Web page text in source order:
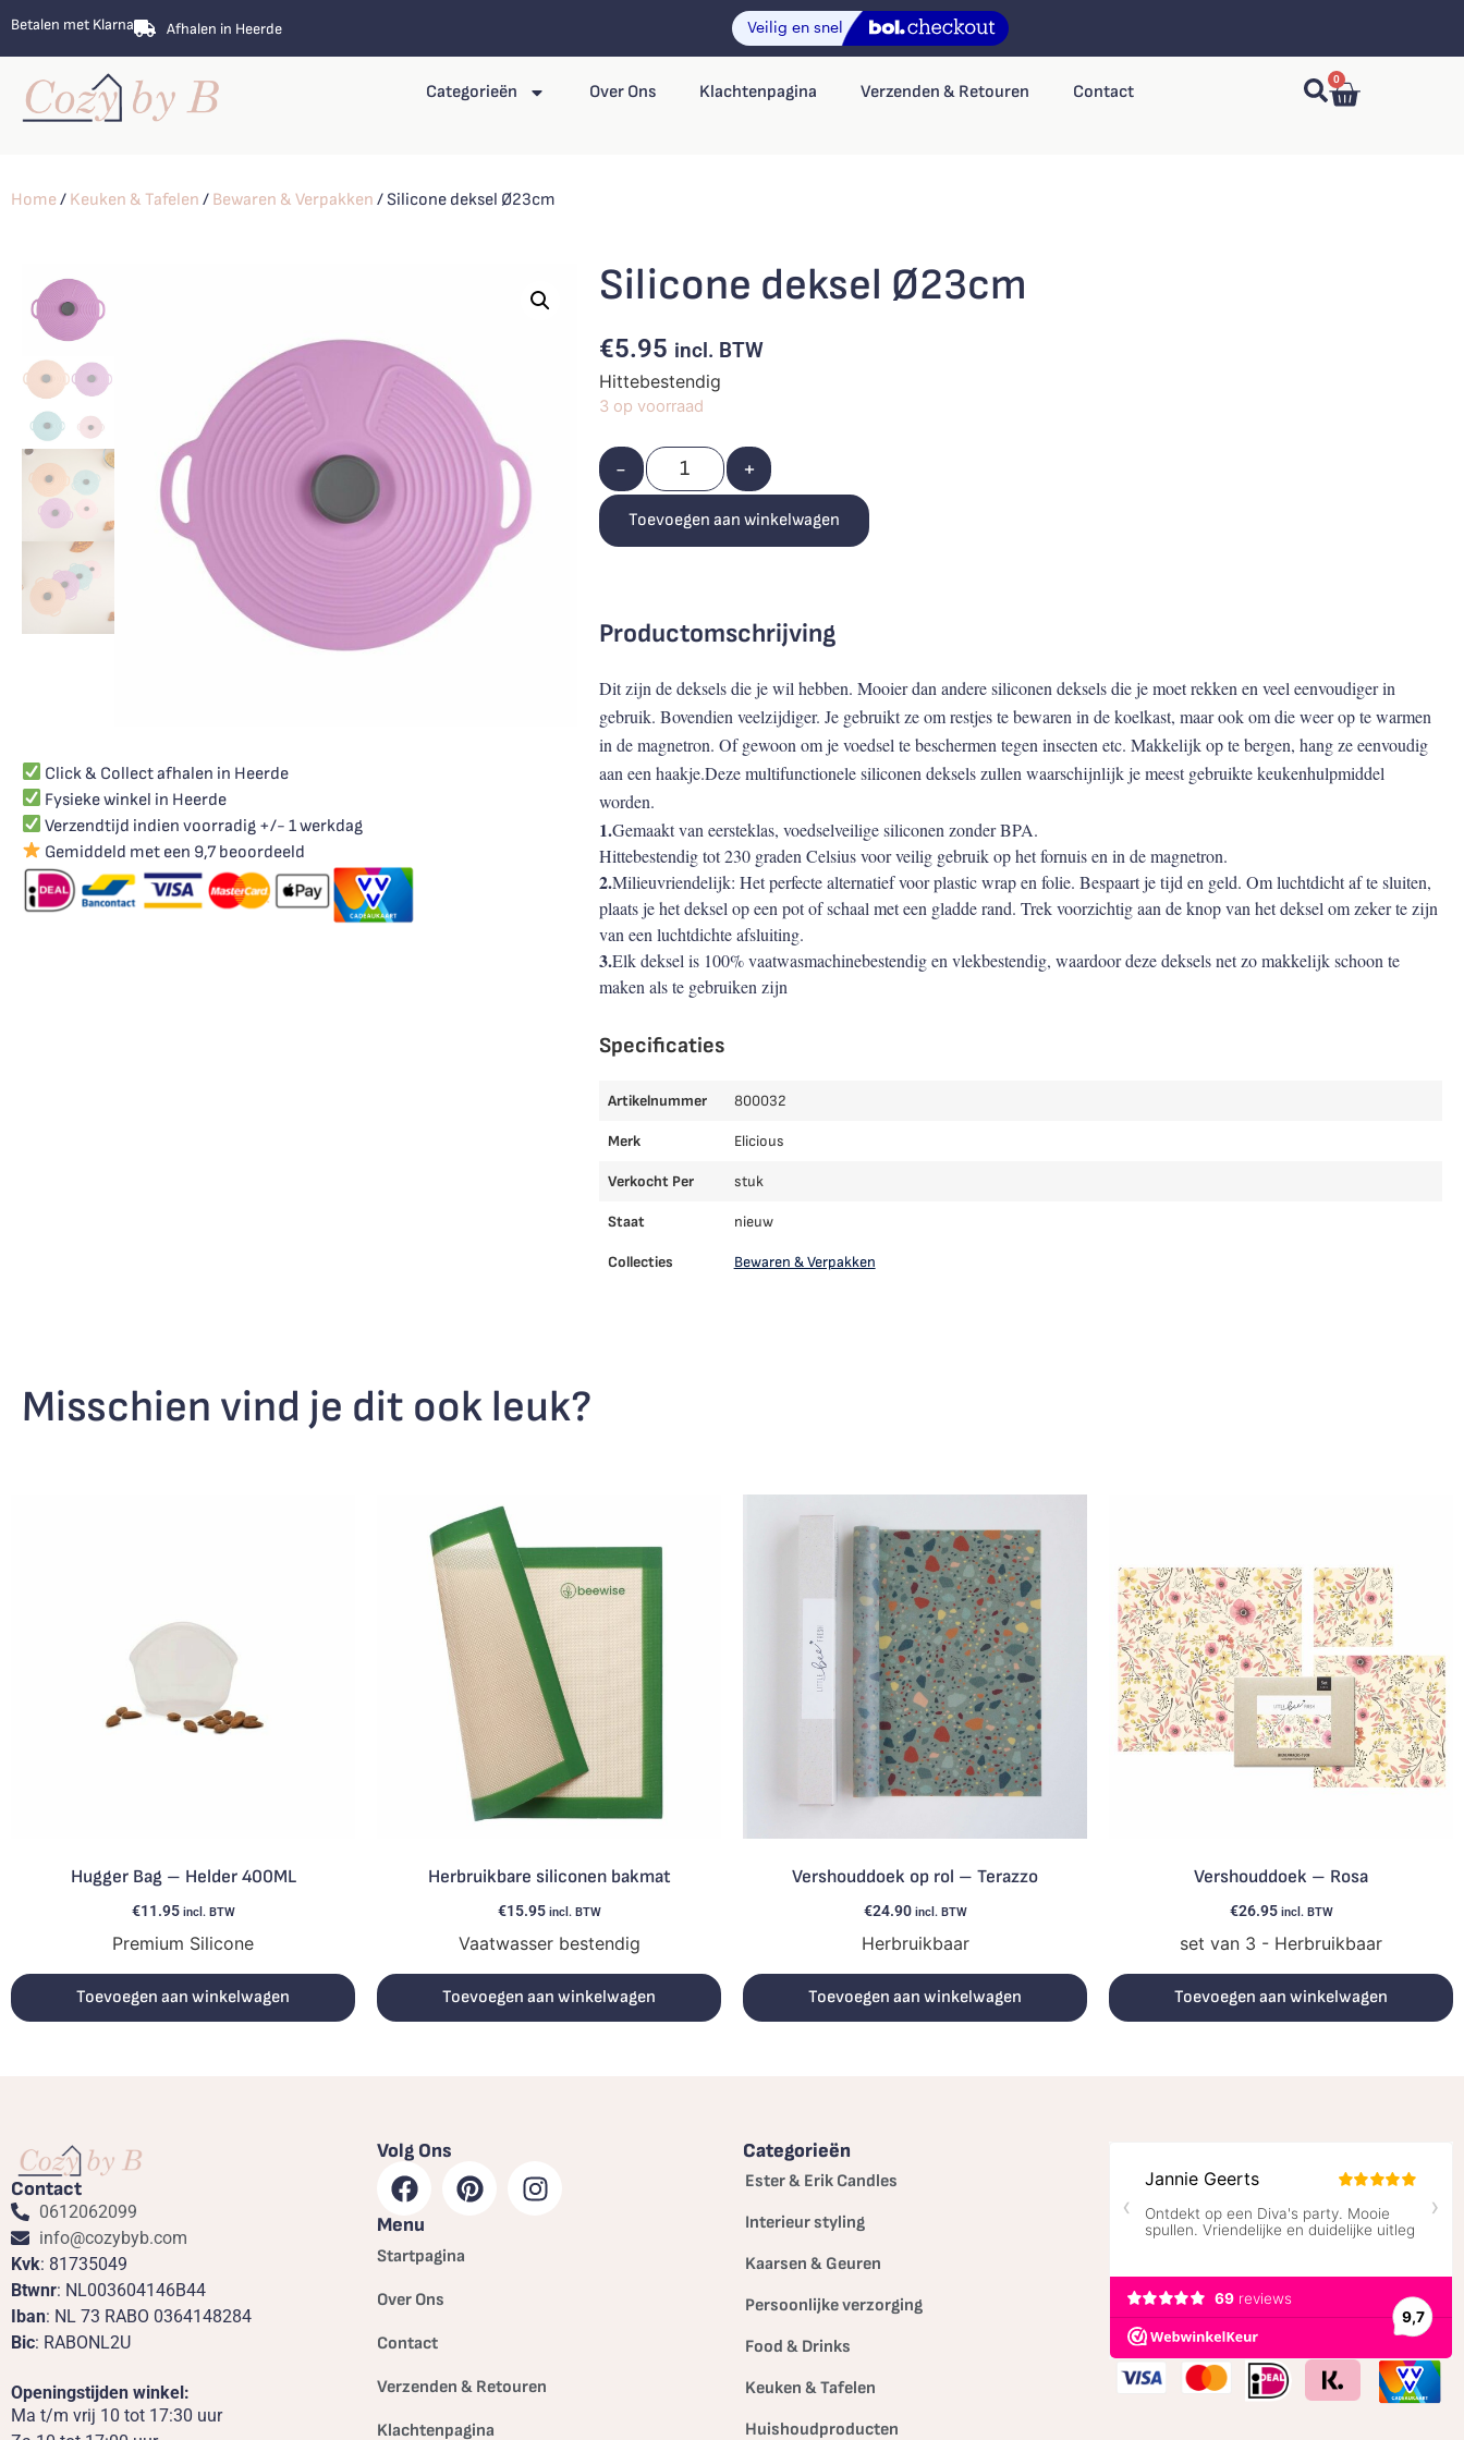
Betalen met Klarna Afhalen in Heerde
Categorieën Over Ons Klachtenpagina Verzenden & Retouren Contact
0
Home/ Keuken & Tafelen / Bewaren & Verpakken / Silicone deksel Ø23cm
Click & Collect afhalen in Heerde
Fysieke winkel in Heerde
Verzendtijd indien voorradig +/- 1 werkdag
Gemiddeld met een 9,7 beoordeeld
Silicone deksel Ø23cm
€5.95 incl. BTW
Hittebestendig
3 op voorraad
- +
Toevoegen aan winkelwagen
Productomschrijving
Dit zijn de deksels die je wil hebben. Mooier dan andere siliconen deksels die je moet rekken en veel eenvoudiger in
gebruik. Bovendien veelzijdiger. Je gebruikt ze om restjes te bewaren in de koelkast, maar ook om die weer op te warmen
in de magnetron. Of gewoon om je voedsel te beschermen tegen insecten etc. Makkelijk op te bergen, hang ze eenvoudig
aan een haakje.Deze multifunctionele siliconen deksels zullen waarschijnlijk je meest gebruikte keukenhulpmiddel
worden.
1.Gemaakt van eersteklas, voedselveilige siliconen zonder BPA.
Hittebestendig tot 230 graden Celsius voor veilig gebruik op het fornuis en in de magnetron.
2.Milieuvriendelijk: Het perfecte alternatief voor plastic wrap en folie. Bespaart je tijd en geld. Om luchtdicht af te sluiten,
plaats je het deksel op een pot of schaal met een gladde rand. Trek voorzichtig aan de knop van het deksel om zeker te zijn
van een luchtdichte afsluiting.
3.Elk deksel is 100% vaatwasmachinebestendig en vlekbestendig, waardoor deze deksels net zo makkelijk schoon te
maken als te gebruiken zijn
Specificaties
Artikelnummer 800032
Merk Elicious
Verkocht Per stuk
Staat nieuw
Collecties Bewaren & Verpakken
Misschien vind je dit ook leuk?
Hugger Bag – Helder 400ML
€11.95 incl. BTW
Premium Silicone
Toevoegen aan winkelwagen
Herbruikbare siliconen bakmat
€15.95 incl. BTW
Vaatwasser bestendig
Toevoegen aan winkelwagen
Vershouddoek op rol – Terazzo
€24.90 incl. BTW
Herbruikbaar
Toevoegen aan winkelwagen
Vershouddoek – Rosa
€26.95 incl. BTW
set van 3 - Herbruikbaar
Toevoegen aan winkelwagen
Contact
0612062099
info@cozybyb.com
Kvk: 81735049
Btwnr: NL003604146B44
Iban: NL 73 RABO 0364148284
Bic: RABONL2U
Openingstijden winkel:
Ma t/m vrij 10 tot 17:30 uur
Volg Ons
Menu
Startpagina
Over Ons
Contact
Verzenden & Retouren
Klachtenpagina
Categorieën
Ester & Erik Candles
Interieur styling
Kaarsen & Geuren
Persoonlijke verzorging
Food & Drinks
Keuken & Tafelen
Huishoudproducten